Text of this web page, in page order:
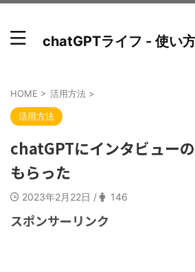
chatGPTライフ - 使い
HOME > 活用方法 >
活用方法
chatGPTにインタビュー
もらった
2023年2月22日 / 146
スポンサーリンク